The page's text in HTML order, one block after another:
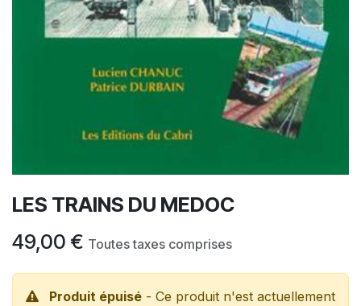
LES TRAINS DU MEDOC
49,00 € Toutes taxes comprises
Produit épuisé - Ce produit n'est actuellement